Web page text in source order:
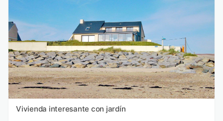
Vivienda interesante con jardín